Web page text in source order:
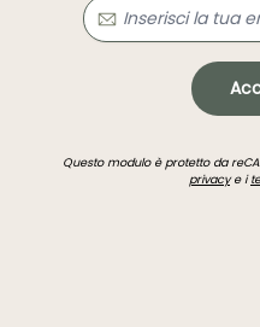
Questo modulo è protetto da
privacye i